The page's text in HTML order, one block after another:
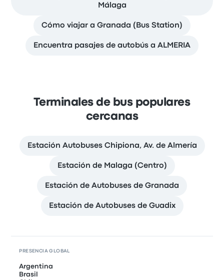
Málaga
Cómo viajar a Granada (Bus Station)
Encuentra pasajes de autobús a ALMERIA
Terminales de bus populares
cercanas
Estación Autobuses Chipiona, Av. de Almería
Estación de Malaga (Centro)
Estación de Autobuses de Granada
Estación de Autobuses de Guadix
PRESENCIA GLOBAL
Argentina
Brasil